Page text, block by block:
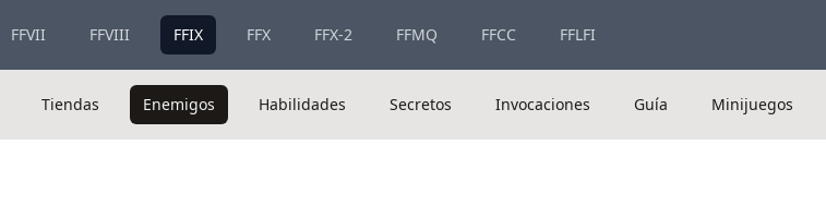
FFVII FFVIII FFIX FFX FFX-2 FFMQ FFCC FFLFI
Tiendas Enemigos Habilidades Secretos Invocaciones Guía Minijuegos